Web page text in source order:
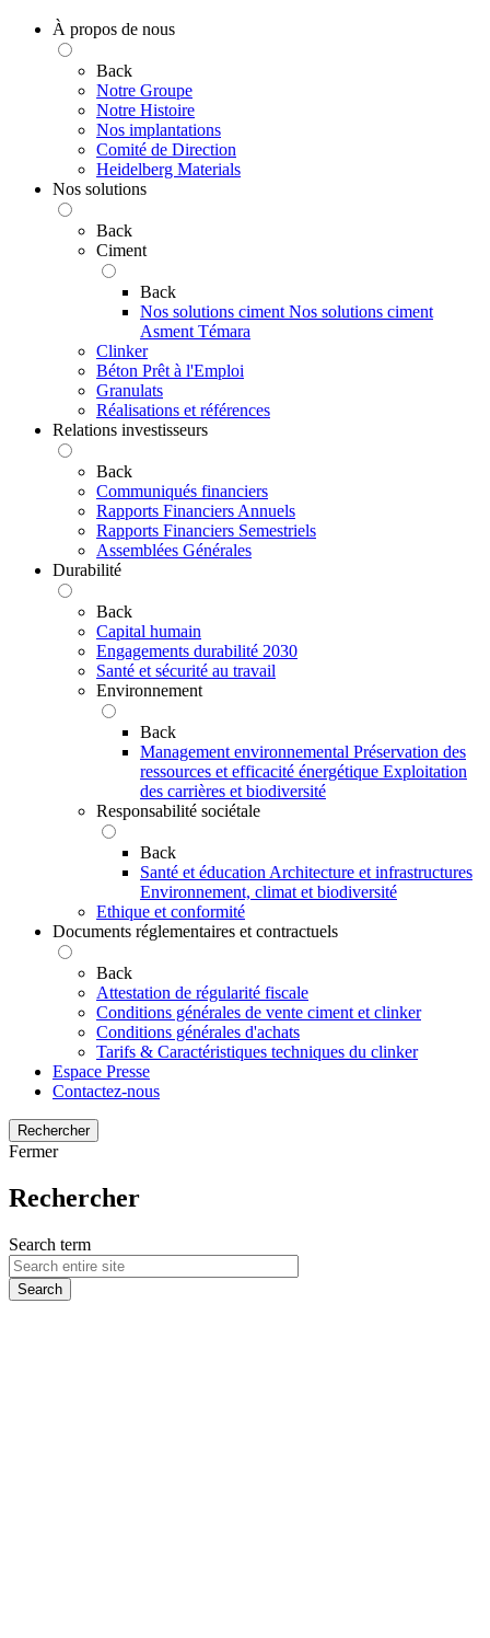
À propos de nous
Back
Notre Groupe
Notre Histoire
Nos implantations
Comité de Direction
Heidelberg Materials
Nos solutions
Back
Ciment
Back
Nos solutions ciment Nos solutions ciment
Asment Témara
Clinker
Béton Prêt à l'Emploi
Granulats
Réalisations et références
Relations investisseurs
Back
Communiqués financiers
Rapports Financiers Annuels
Rapports Financiers Semestriels
Assemblées Générales
Durabilité
Back
Capital humain
Engagements durabilité 2030
Santé et sécurité au travail
Environnement
Back
Management environnemental Préservation des
ressources et efficacité énergétique Exploitation
des carrières et biodiversité
Responsabilité sociétale
Back
Santé et éducation Architecture et infrastructures
Environnement, climat et biodiversité
Ethique et conformité
Documents réglementaires et contractuels
Back
Attestation de régularité fiscale
Conditions générales de vente ciment et clinker
Conditions générales d'achats
Tarifs & Caractéristiques techniques du clinker
Espace Presse
Contactez-nous
Rechercher
Fermer
Rechercher
Search term